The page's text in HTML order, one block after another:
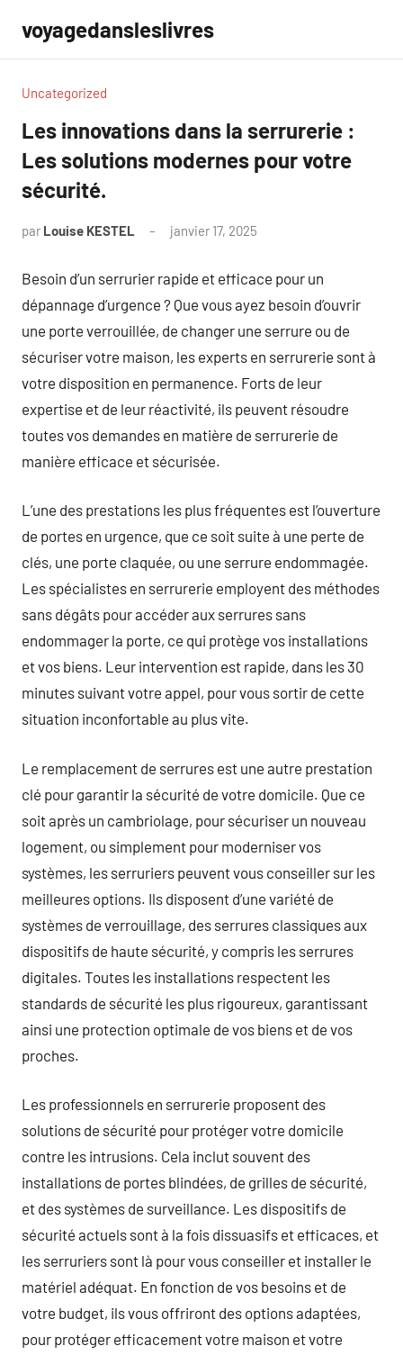
contenu
voyagedansleslivres
Uncategorized
Les innovations dans la serrurerie :
Les solutions modernes pour votre
sécurité.
par Louise KESTEL janvier 17, 2025
Besoin d’un serrurier rapide et efficace pour un
dépannage d’urgence ? Que vous ayez besoin d’ouvrir
une porte verrouillée, de changer une serrure ou de
sécuriser votre maison, les experts en serrurerie sont à
votre disposition en permanence. Forts de leur
expertise et de leur réactivité, ils peuvent résoudre
toutes vos demandes en matière de serrurerie de
manière efficace et sécurisée.
L’une des prestations les plus fréquentes est l’ouverture
de portes en urgence, que ce soit suite à une perte de
clés, une porte claquée, ou une serrure endommagée.
Les spécialistes en serrurerie employent des méthodes
sans dégâts pour accéder aux serrures sans
endommager la porte, ce qui protège vos installations
et vos biens. Leur intervention est rapide, dans les 30
minutes suivant votre appel, pour vous sortir de cette
situation inconfortable au plus vite.
Le remplacement de serrures est une autre prestation
clé pour garantir la sécurité de votre domicile. Que ce
soit après un cambriolage, pour sécuriser un nouveau
logement, ou simplement pour moderniser vos
systèmes, les serruriers peuvent vous conseiller sur les
meilleures options. Ils disposent d’une variété de
systèmes de verrouillage, des serrures classiques aux
dispositifs de haute sécurité, y compris les serrures
digitales. Toutes les installations respectent les
standards de sécurité les plus rigoureux, garantissant
ainsi une protection optimale de vos biens et de vos
proches.
Les professionnels en serrurerie proposent des
solutions de sécurité pour protéger votre domicile
contre les intrusions. Cela inclut souvent des
installations de portes blindées, de grilles de sécurité,
et des systèmes de surveillance. Les dispositifs de
sécurité actuels sont à la fois dissuasifs et efficaces, et
les serruriers sont là pour vous conseiller et installer le
matériel adéquat. En fonction de vos besoins et de
votre budget, ils vous offriront des options adaptées,
pour protéger efficacement votre maison et votre